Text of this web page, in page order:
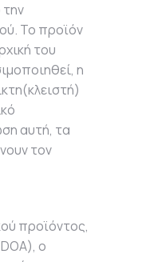
Το προϊόν
του
η
αυτή, τα
τον
προϊόντος,
ο